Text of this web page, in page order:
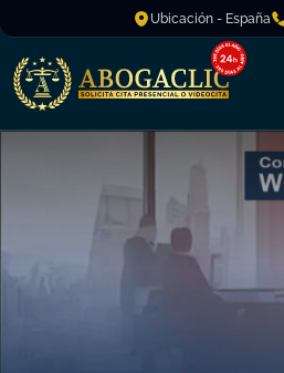
Ubicación - España